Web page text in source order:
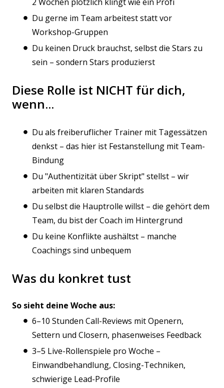
Du gerne im Team arbeitest statt vor
Workshop-Gruppen
Du keinen Druck brauchst, selbst die Stars zu
sein – sondern Stars produzierst
Diese Rolle ist NICHT für dich,
wenn...
Du als freiberuflicher Trainer mit Tagessätzen
denkst – das hier ist Festanstellung mit Team-
Bindung
Du "Authentizität über Skript" stellst – wir
arbeiten mit klaren Standards
Du selbst die Hauptrolle willst – die gehört dem
Team, du bist der Coach im Hintergrund
Du keine Konflikte aushältst – manche
Coachings sind unbequem
Was du konkret tust
So sieht deine Woche aus:
6–10 Stunden Call-Reviews mit Openern,
Settern und Closern, phasenweises Feedback
3–5 Live-Rollenspiele pro Woche –
Einwandbehandlung, Closing-Techniken,
schwierige Lead-Profile